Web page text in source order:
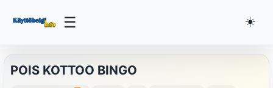
☰ ☀️
POIS KOTTOO BINGO